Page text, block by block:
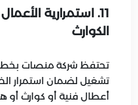
11. استمرارية
الكوارث
تحتفظ شركة منصات
تشغيل لضمان استمرار
أعطال فنية أو كوارث أو